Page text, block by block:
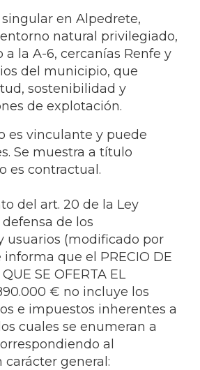
en Alpedrete,
natural privilegiado,
a la A-6, cercanías Renfe y
del municipio, que
sostenibilidad y
de explotación.
es vinculante y puede
Se muestra a título
es contractual.
del art. 20 de la Ley
de los
usuarios (modificado por
informa que el PRECIO DE
SE OFERTA EL
€ no incluye los
e impuestos inherentes a
cuales se enumeran a
al
carácter general: